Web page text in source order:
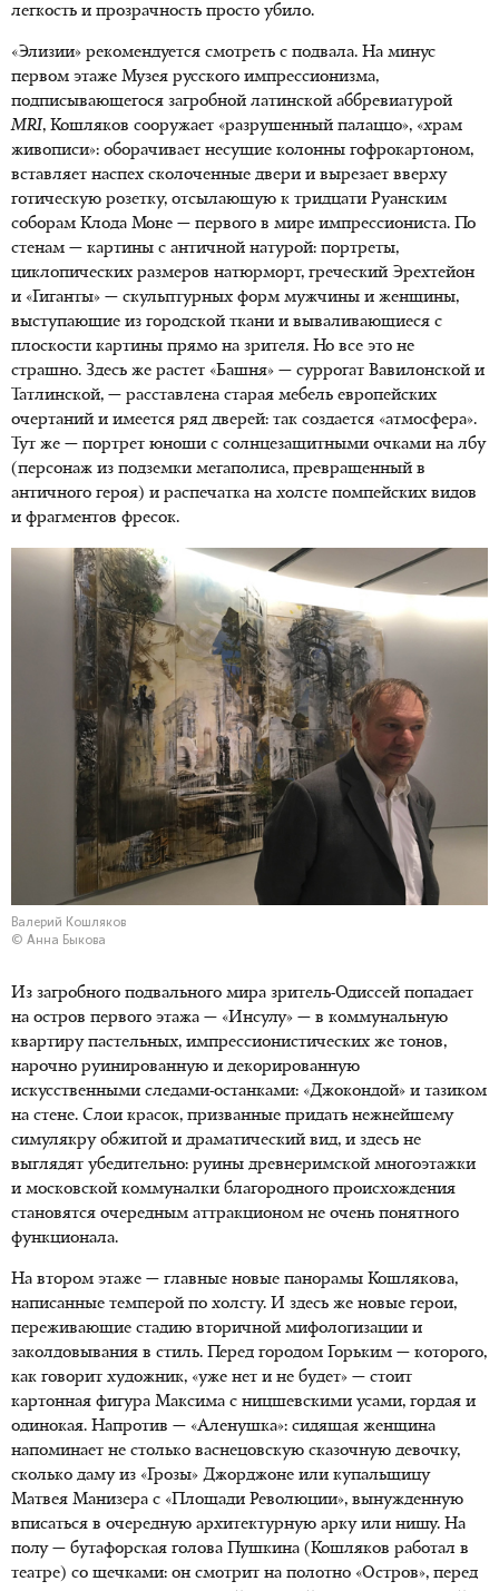
легкость и прозрачность просто убило.
«Элизии» рекомендуется смотреть с подвала. На минус
первом этаже Музея русского импрессионизма,
подписывающегося загробной латинской аббревиатурой
MRI, Кошляков сооружает «разрушенный палаццо», «храм
живописи»: оборачивает несущие колонны гофрокартоном,
вставляет наспех сколоченные двери и вырезает вверху
готическую розетку, отсылающую к тридцати Руанским
соборам Клода Моне — первого в мире импрессиониста. По
стенам — картины с античной натурой: портреты,
циклопических размеров натюрморт, греческий Эрехтейон
и «Гиганты» — скульптурных форм мужчины и женщины,
выступающие из городской ткани и вываливающиеся с
плоскости картины прямо на зрителя. Но все это не
страшно. Здесь же растет «Башня» — суррогат Вавилонской и
Татлинской, — расставлена старая мебель европейских
очертаний и имеется ряд дверей: так создается «атмосфера».
Тут же — портрет юноши с солнцезащитными очками на лбу
(персонаж из подземки мегаполиса, превращенный в
античного героя) и распечатка на холсте помпейских видов
и фрагментов фресок.
Валерий Кошляков
© Анна Быкова
Из загробного подвального мира зритель-Одиссей попадает
на остров первого этажа — «Инсулу» — в коммунальную
квартиру пастельных, импрессионистических же тонов,
нарочно руинированную и декорированную
искусственными следами-останками: «Джокондой» и тазиком
на стене. Слои красок, призванные придать нежнейшему
симулякру обжитой и драматический вид, и здесь не
выглядят убедительно: руины древнеримской многоэтажки
и московской коммуналки благородного происхождения
становятся очередным аттракционом не очень понятного
функционала.
На втором этаже — главные новые панорамы Кошлякова,
написанные темперой по холсту. И здесь же новые герои,
переживающие стадию вторичной мифологизации и
заколдовывания в стиль. Перед городом Горьким — которого,
как говорит художник, «уже нет и не будет» — стоит
картонная фигура Максима с ницшевскими усами, гордая и
одинокая. Напротив — «Аленушка»: сидящая женщина
напоминает не столько васнецовскую сказочную девочку,
сколько даму из «Грозы» Джорджоне или купальщицу
Матвея Манизера с «Площади Революции», вынужденную
вписаться в очередную архитектурную арку или нишу. На
полу — бутафорская голова Пушкина (Кошляков работал в
театре) со щечками: он смотрит на полотно «Остров», перед